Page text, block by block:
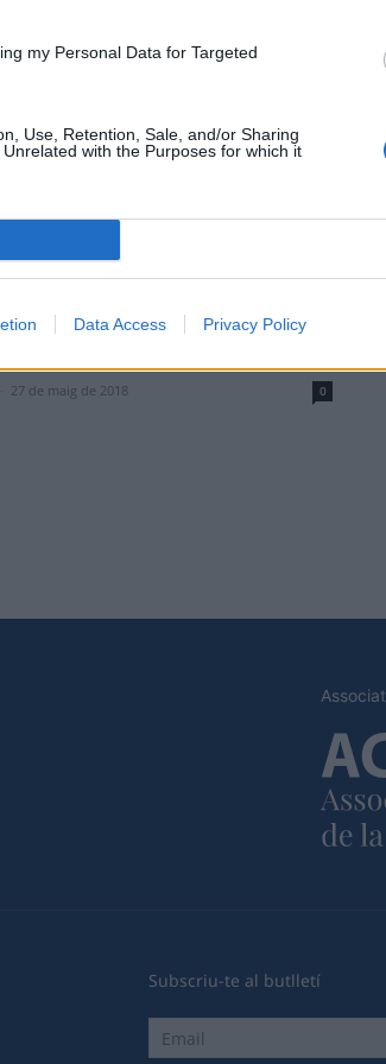
my Personal Data for Targeted
Use, Retention, Sale, and/or Sharing
with the Purposes for which it
Data Access Privacy Policy
primera edició de la jornada
27 de maig de 2018 0
Subscriu-te al butlletí